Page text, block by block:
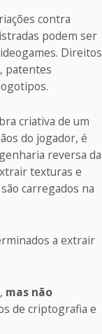
contra
podem ser
Direitos
patentes
criativa de um
do jogador, é
reversa da
texturas e
carregados na
a extrair
mas não
de criptografia e